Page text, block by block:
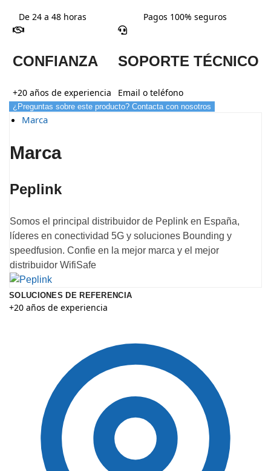
De 24 a 48 horas Pagos 100% seguros
CONFIANZA
+20 años de experiencia
SOPORTE TÉCNICO
Email o teléfono
¿Preguntas sobre este producto? Contacta con nosotros
Marca
Marca
Peplink
Somos el principal distribuidor de Peplink en España,
líderes en conectividad 5G y soluciones Bounding y
speedfusion. Confie en la mejor marca y el mejor
distribuidor WifiSafe
SOLUCIONES DE REFERENCIA
+20 años de experiencia